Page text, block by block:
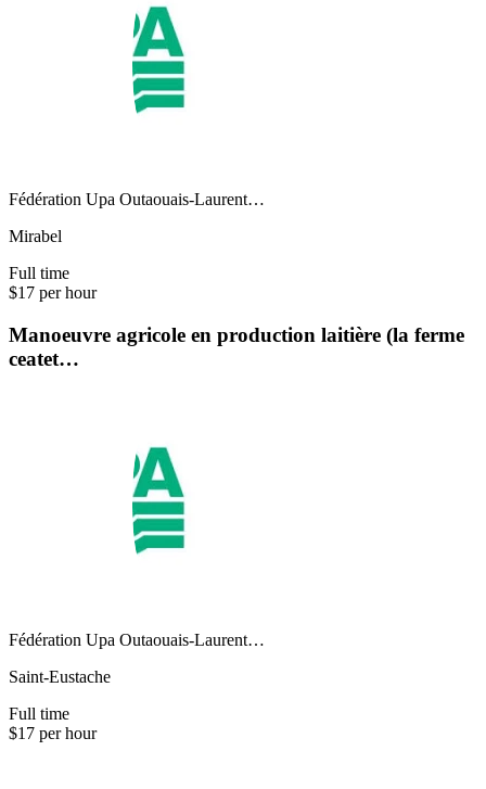
Fédération Upa Outaouais-Laurent…
Mirabel
Full time
$17 per hour
Manoeuvre agricole en production laitière (la ferme
ceatet…
Fédération Upa Outaouais-Laurent…
Saint-Eustache
Full time
$17 per hour